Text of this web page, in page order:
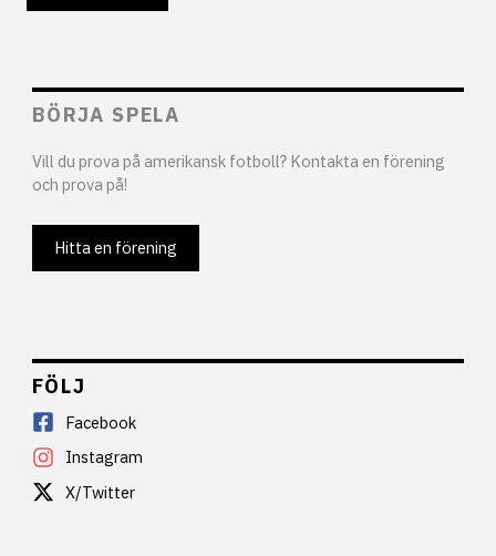
BÖRJA SPELA
Vill du prova på amerikansk fotboll? Kontakta en förening
och prova på!
Hitta en förening
FÖLJ
Facebook
Instagram
X/Twitter